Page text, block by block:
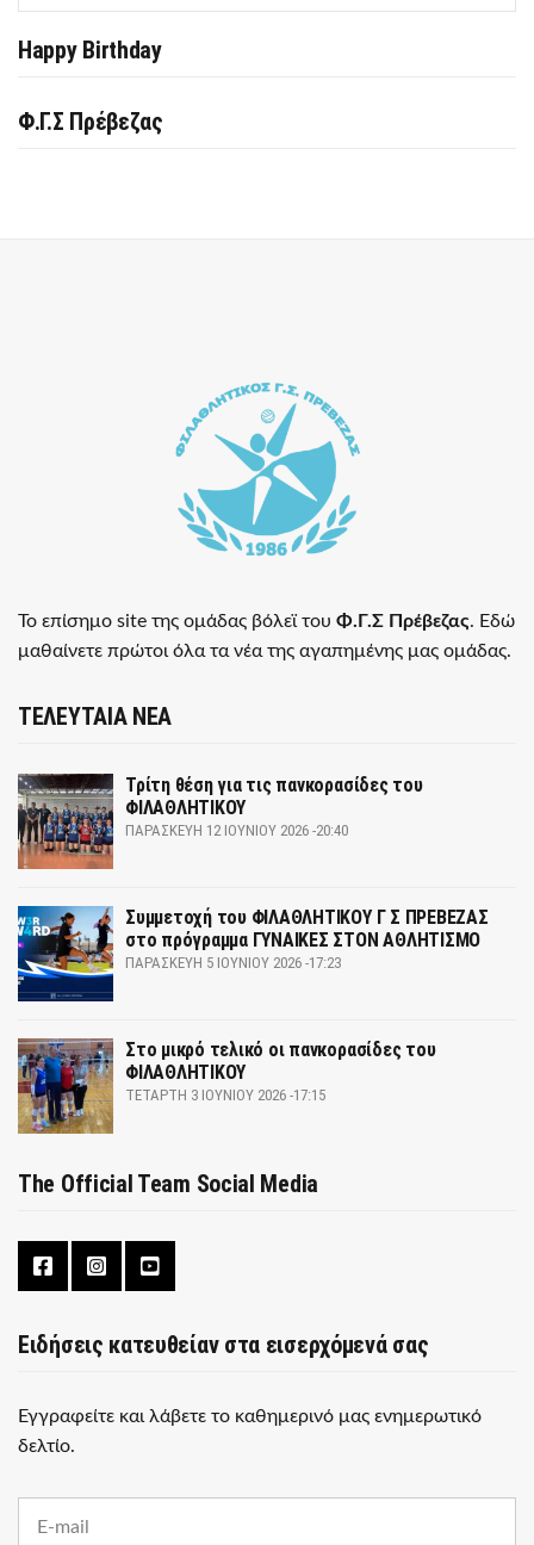
Happy Birthday
Φ.Γ.Σ Πρέβεζας
Το επίσημο site της ομάδας βόλεϊ του Φ.Γ.Σ Πρέβεζας. Εδώ
μαθαίνετε πρώτοι όλα τα νέα της αγαπημένης μας ομάδας.
ΤΕΛΕΥΤΑΙΑ ΝΕΑ
Τρίτη θέση για τις πανκορασίδες του
ΦΙΛΑΘΛΗΤΙΚΟΥ
ΠΑΡΑΣΚΕΥΉ 12 ΙΟΥΝΊΟΥ 2026 -20:40
Συμμετοχή του ΦΙΛΑΘΛΗΤΙΚΟΥ Γ Σ ΠΡΕΒΕΖΑΣ
στο πρόγραμμα ΓΥΝΑΙΚΕΣ ΣΤΟΝ ΑΘΛΗΤΙΣΜΟ
ΠΑΡΑΣΚΕΥΉ 5 ΙΟΥΝΊΟΥ 2026 -17:23
Στο μικρό τελικό οι πανκορασίδες του
ΦΙΛΑΘΛΗΤΙΚΟΥ
ΤΕΤΆΡΤΗ 3 ΙΟΥΝΊΟΥ 2026 -17:15
The Official Team Social Media
Ειδήσεις κατευθείαν στα εισερχόμενά σας
Εγγραφείτε και λάβετε το καθημερινό μας ενημερωτικό
δελτίο.